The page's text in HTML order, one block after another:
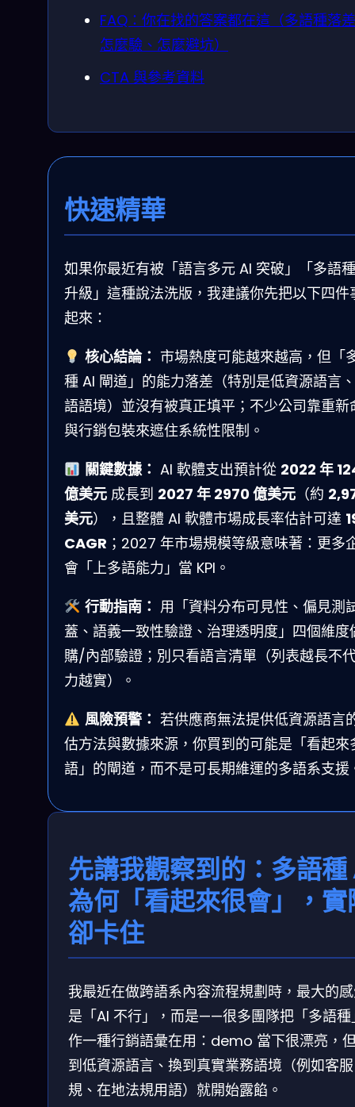
FAQ：你在找的答案都在這（多語種落
怎麼驗、怎麼避坑）
CTA 與參考資料
快速精華
如果你最近有被「語言多元 AI 突破」「多語
升級」這種說法洗版，我建議你先把以下四件
起來：
核心結論： 市場熱度可能越來越高，但「
種 AI 閘道」的能力落差（特別是低資源語言
語語境）並沒有被真正填平；不少公司靠重新
與行銷包裝來遮住系統性限制。
關鍵數據： AI 軟體支出預計從 2022 年
億美元 成長到 2027 年 2970 億美元 （約
美元），且整體 AI 軟體市場成長率估計可達
CAGR ；2027 年市場規模等級意味著：更多
會「上多語能力」當 KPI。
行動指南： 用「資料分布可見性、偏見測
蓋、語義一致性驗證、治理透明度」四個維度
購/內部驗證；別只看語言清單（列表越長不
力越實）。
風險預警： 若供應商無法提供低資源語言
估方法與數據來源，你買到的可能是「看起來
語」的閘道，而不是可長期維運的多語系支援
先講我觀察到的：多語
為何「看起來很會」，實
卻卡住
我最近在做跨語系內容流程規劃時，最大的
是「AI 不行」，而是——很多團隊把「多語種
作一種行銷語彙在用：demo 當下很漂亮，
到低資源語言、換到真實業務語境（例如客
規、在地法規用語）就開始露餡。